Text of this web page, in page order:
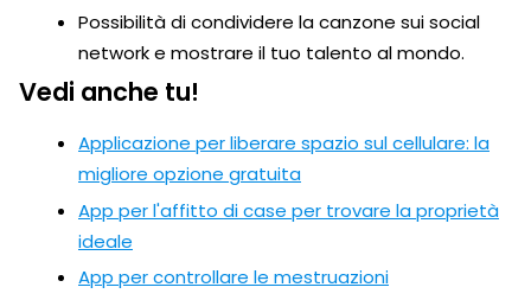
Possibilità di condividere la canzone sui social
network e mostrare il tuo talento al mondo.
Vedi anche tu!
Applicazione per liberare spazio sul cellulare: la
migliore opzione gratuita
App per l'affitto di case per trovare la proprietà
ideale
App per controllare le mestruazioni